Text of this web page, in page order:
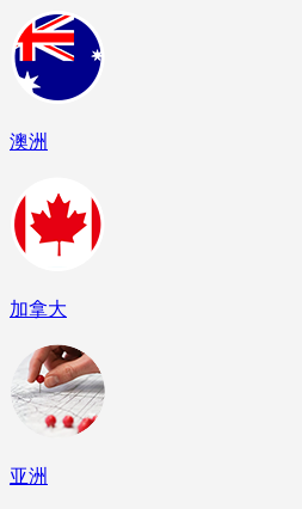
澳洲
加拿大
亚洲